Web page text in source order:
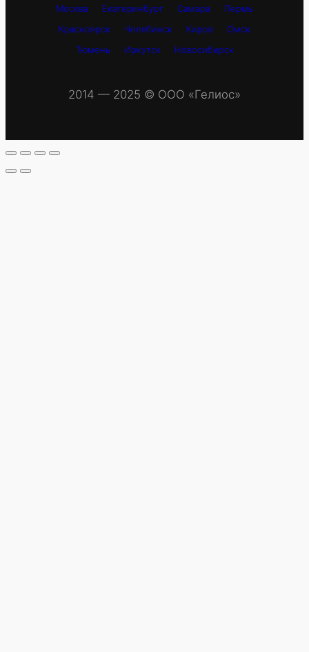
Москва Екатеринбург Самара
Пермь
Красноярск
Челябинск Киров
Омск
Тюмень
Иркутск Новосибирск
2014 — 2025 © OOO «Гелиос»